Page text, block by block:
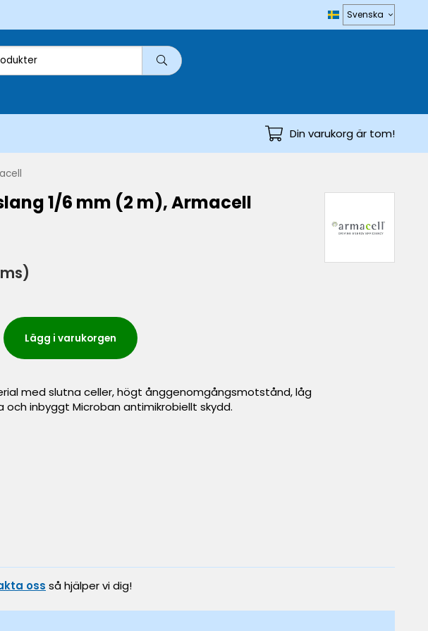
Din varukorg är tom!
1/6 mm (2 m), Armacell
Lägg i varukorgen
med slutna celler, högt ånggenomgångsmotstånd, låg
inbyggt Microban antimikrobiellt skydd.
oss så hjälper vi dig!